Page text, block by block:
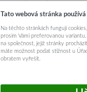
Tato webová stránka používá
Na těchto stránkách fungují
prosím Vámi preferovanou
na společnost, jejíž stránky
máte možnost podat stížnost u
obratem vyřešit.